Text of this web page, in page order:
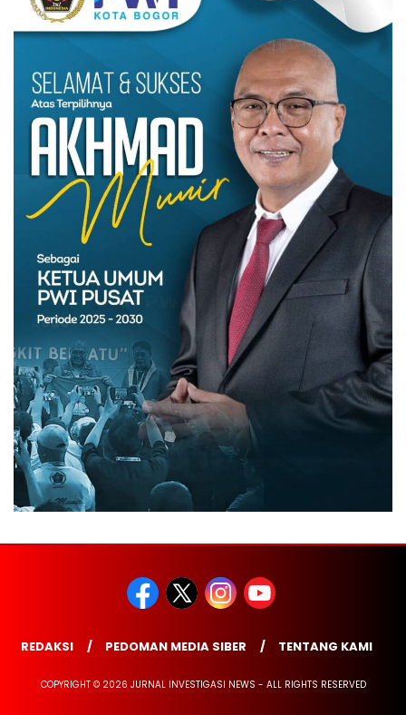
REDAKSI PEDOMAN MEDIA SIBER TENTANG KAMI
COPYRIGHT © 2026 JURNAL INVESTIGASI NEWS - ALL RIGHTS RESERVED